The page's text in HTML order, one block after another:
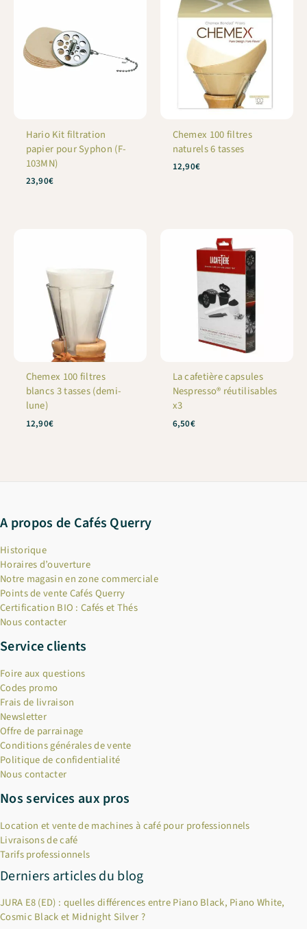
Hario Kit filtration
papier pour Syphon (F-
103MN)
23,90€
Chemex 100 filtres
naturels 6 tasses
12,90€
Chemex 100 filtres
blancs 3 tasses (demi-
lune)
12,90€
La cafetière capsules
Nespresso® réutilisables
x3
6,50€
A propos de Cafés Querry
Historique
Horaires d’ouverture
Notre magasin en zone commerciale
Points de vente Cafés Querry
Certification BIO : Cafés et Thés
Nous contacter
Service clients
Foire aux questions
Codes promo
Frais de livraison
Newsletter
Offre de parrainage
Conditions générales de vente
Politique de confidentialité
Nous contacter
Nos services aux pros
Location et vente de machines à café pour professionnels
Livraisons de café
Tarifs professionnels
Derniers articles du blog
JURA E8 (ED) : quelles différences entre Piano Black, Piano White,
Cosmic Black et Midnight Silver ?